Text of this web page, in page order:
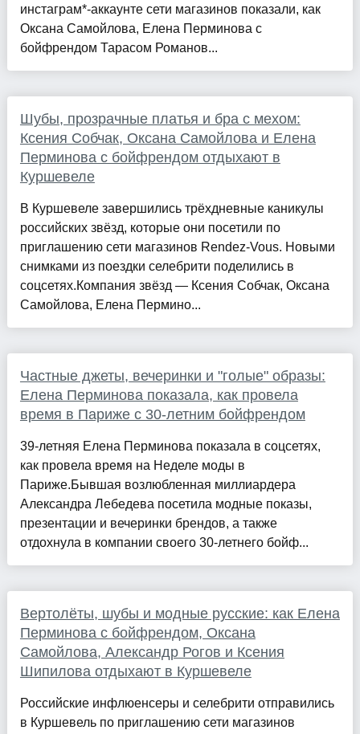
инстаграм*-аккаунте сети магазинов показали, как
Оксана Самойлова, Елена Перминова с
бойфрендом Тарасом Романов...
Шубы, прозрачные платья и бра с мехом:
Ксения Собчак, Оксана Самойлова и Елена
Перминова с бойфрендом отдыхают в
Куршевеле
В Куршевеле завершились трёхдневные каникулы
российских звёзд, которые они посетили по
приглашению сети магазинов Rendez-Vous. Новыми
снимками из поездки селебрити поделились в
соцсетях.Компания звёзд — Ксения Собчак, Оксана
Самойлова, Елена Пермино...
Частные джеты, вечеринки и "голые" образы:
Елена Перминова показала, как провела
время в Париже с 30-летним бойфрендом
39-летняя Елена Перминова показала в соцсетях,
как провела время на Неделе моды в
Париже.Бывшая возлюбленная миллиардера
Александра Лебедева посетила модные показы,
презентации и вечеринки брендов, а также
отдохнула в компании своего 30-летнего бойф...
Вертолёты, шубы и модные русские: как Елена
Перминова с бойфрендом, Оксана
Самойлова, Александр Рогов и Ксения
Шипилова отдыхают в Куршевеле
Российские инфлюенсеры и селебрити отправились
в Куршевель по приглашению сети магазинов